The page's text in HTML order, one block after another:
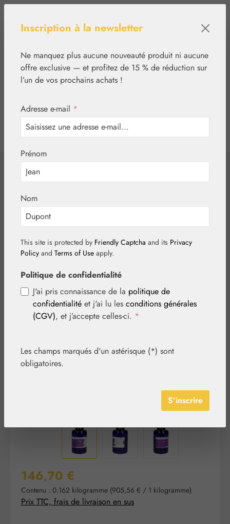
tcinn-a11y-toolbar.show
Articulation-Fit HC
Gélules
Ignorer la galerie d'images
Prix régulier :
146,70 €
Contenu : 0.162 kilogramme (905,56 € / 1 kilogramme)
Prix TTC, frais de livraison en sus
Inscription à la newsletter
Ne manquez plus aucune nouveauté produit ni aucune
offre exclusive — et profitez de 15 % de réduction sur
l’un de vos prochains achats !
Adresse e-mail *
Prénom
Nom
This site is protected by Friendly Captcha and its Privacy
Policy and Terms of Use apply.
Politique de confidentialité
J'ai pris connaissance de la politique de
confidentialité et j'ai lu les conditions générales
(CGV), et j’accepte celles-ci. *
Les champs marqués d'un astérisque (*) sont
obligatoires.
S’inscrire